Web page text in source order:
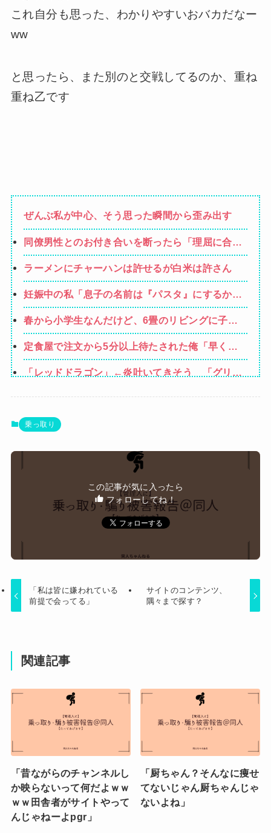
これ自分も思った、わかりやすいおバカだなー
ww
と思ったら、また別のと交戦してるのか、重ね
重ね乙です
ぜんぶ私が中心、そう思った瞬間から歪み出す
同僚男性とのお付き合いを断ったら「理屈に合わ
ない主張を振りかざす感情的なヒステリー女」と
言いふらされて・・・
ラーメンにチャーハンは許せるが白米は許さん
妊娠中の私「息子の名前は『パスタ』にするか
ら」旦那・親・友人「！？ やめなよそんな名
前！」私「私が産むんだから文句は言わせな
い！」現在、改名の手続き中です・・・
春から小学生なんだけど、6畳のリビングに子供
の勉強机置くのって無理だよね
定食屋で注文から5分以上待たされた俺「早く作
れよノロマ！底辺職はキビキビ動け！そんなんだ
から給料低いんだろうな！」→ すると…
「レッドドラゴン」←炎吐いてきそう 「グリー
【速報】ジャンポケ斎藤、求刑7年で逝く。実刑
【悲報画像】ブルーロックになんJ民とドッピュ
【画像】X女子「ガチでこういう彼氏欲しくて息
【動画】女子「勃ってんじゃん笑」男子「うるさ
い//」女子「キャハハ！」→フ●ラ開始ｗｗｗｗｗ
ｗｗｗｗｗ
Powered by livedoor 相互RSS
乗っ取り
この記事が気に入ったら
フォローしてね！
「私は皆に嫌われている
前提で会ってる」
サイトのコンテンツ、
隅々まで探す？
関連記事
「昔ながらのチャンネルし
か映らないって何だよｗｗ
ｗｗ田舎者がサイトやって
んじゃねーよpgr」
「厨ちゃん？そんなに痩せ
てないじゃん厨ちゃんじゃ
ないよね」